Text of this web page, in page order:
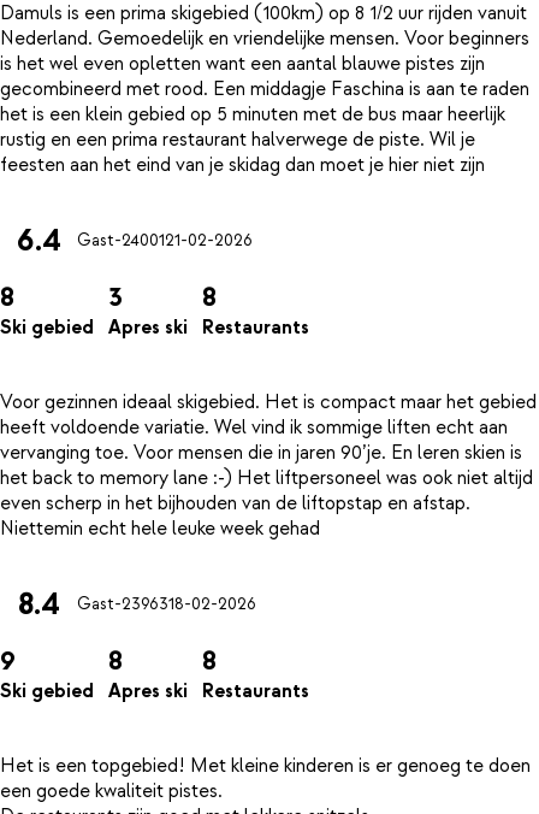
Damuls is een prima skigebied (100km) op 8 1/2 uur rijden vanuit
Nederland. Gemoedelijk en vriendelijke mensen. Voor beginners
is het wel even opletten want een aantal blauwe pistes zijn
gecombineerd met rood. Een middagje Faschina is aan te raden
het is een klein gebied op 5 minuten met de bus maar heerlijk
rustig en een prima restaurant halverwege de piste. Wil je
6.4 Gast-2400121-02-2026
8
Ski gebied
3
Apres ski
8
Restaurants
Voor gezinnen ideaal skigebied. Het is compact maar het gebied
heeft voldoende variatie. Wel vind ik sommige liften echt aan
vervanging toe. Voor mensen die in jaren 90’je. En leren skien is
het back to memory lane :-) Het liftpersoneel was ook niet altijd
even scherp in het bijhouden van de liftopstap en afstap.
8.4 Gast-2396318-02-2026
9
Ski gebied
8
Apres ski
8
Restaurants
Het is een topgebied! Met kleine kinderen is er genoeg te doen
een goede kwaliteit pistes.